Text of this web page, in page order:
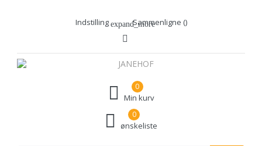
Indstilling expand_moreSammenligne ()
0
Min kurv
ønskeliste
0